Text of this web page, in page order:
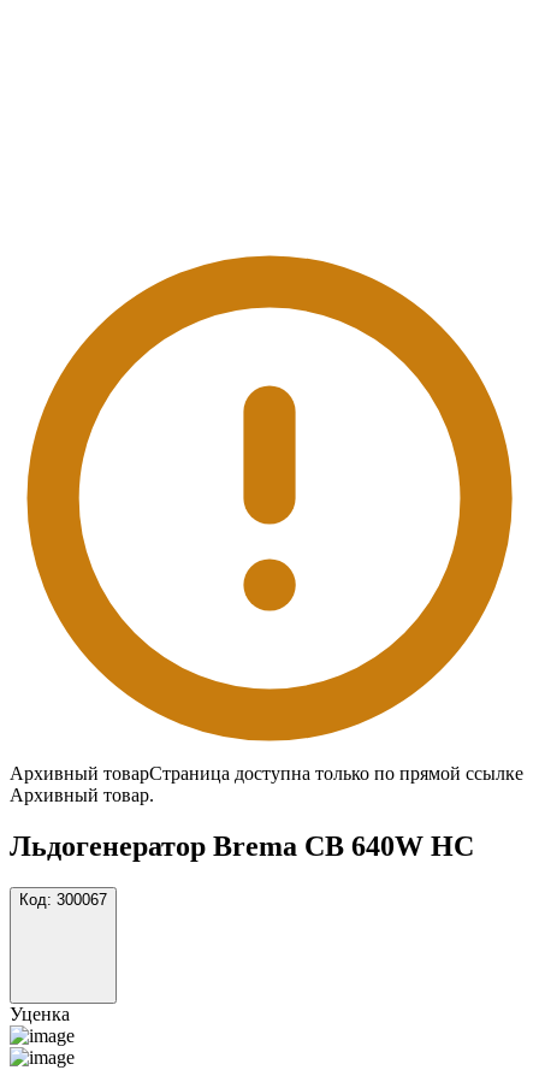
Архивный товарСтраница доступна только по прямой ссылке
Архивный товар.
Льдогенератор Brema CB 640W HC
Код: 300067
Уценка